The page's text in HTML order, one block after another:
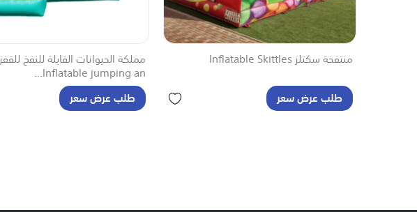
منتفخة سكتلز Inflatable Skittles
طلب عرض سعر
مملكة الحيوانات القابلة للنفخ للقفز
Inflatable jumping an...
طلب عرض سعر